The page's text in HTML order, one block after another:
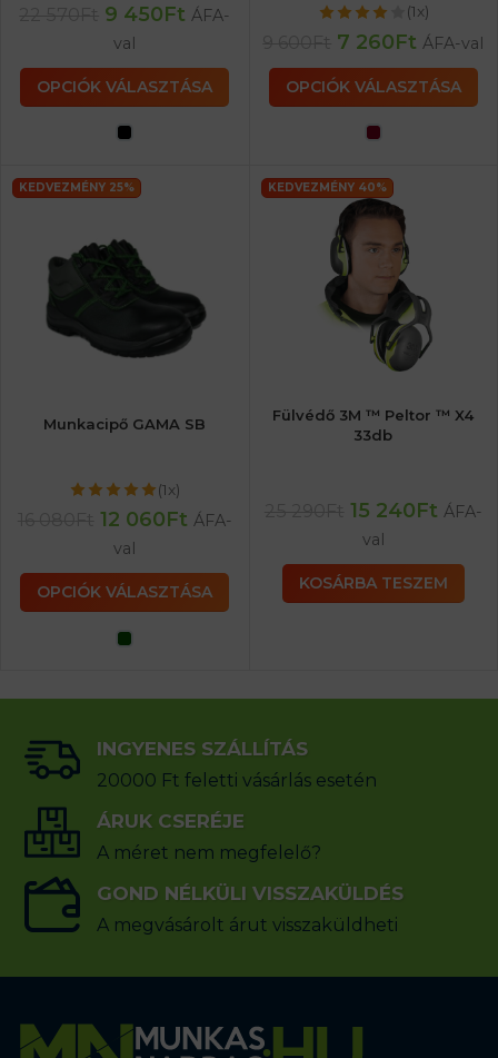
9 450Ft ÁFA-
val
OPCIÓK VÁLASZTÁSA
(1x)
7 260Ft ÁFA-val
OPCIÓK VÁLASZTÁSA
KEDVEZMÉNY 25%
Munkacipő GAMA SB
(1x)
12 060Ft ÁFA-
val
OPCIÓK VÁLASZTÁSA
KEDVEZMÉNY 40%
Fülvédő 3M ™ Peltor ™ X4
33db
15 240Ft ÁFA-
val
KOSÁRBA TESZEM
INGYENES SZÁLLÍTÁS
20000 Ft feletti vásárlás esetén
ÁRUK CSERÉJE
A méret nem megfelelő?
GOND NÉLKÜLI VISSZAKÜLDÉS
A megvásárolt árut visszaküldheti